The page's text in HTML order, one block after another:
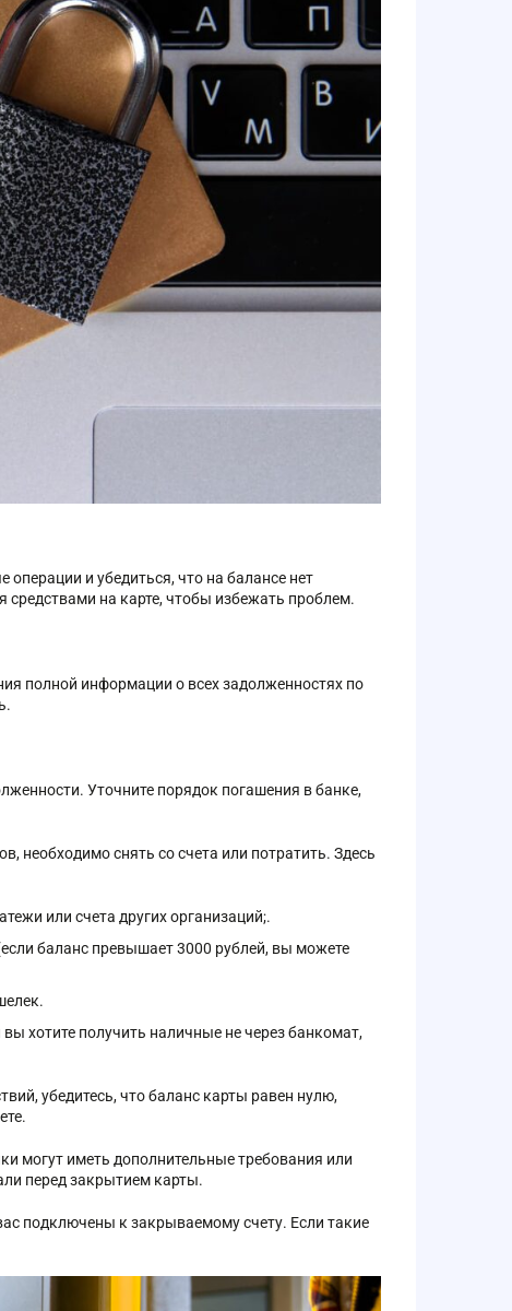
и убедиться, что на балансе нет
на карте, чтобы избежать проблем.
полной информации о всех задолженностях по
Уточните порядок погашения в банке,
необходимо снять со счета или потратить. Здесь
или счета других организаций;.
баланс превышает 3000 рублей, вы можете
хотите получить наличные не через банкомат,
убедитесь, что баланс карты равен нулю,
могут иметь дополнительные требования или
перед закрытием карты.
подключены к закрываемому счету. Если такие